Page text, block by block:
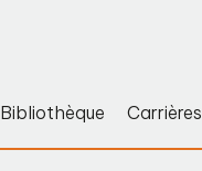
Bibliothèque Carrières